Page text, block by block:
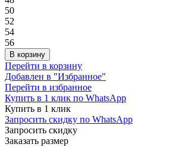
50
52
54
56
В корзину
Перейти в корзину
Добавлен в "Избранное"
Перейти в избранное
Купить в 1 клик по WhatsApp
Купить в 1 клик
Запросить скидку по WhatsApp
Запросить скидку
Заказать размер